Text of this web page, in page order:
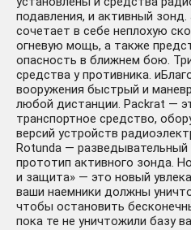
подавления, и активный
сочетает в себе неплохую
огневую мощь, а также
опасность в ближнем бою.
средства у противника.
вооружения быстрый и
любой дистанции. Packrat —
транспортное средство,
версий устройств
Rotunda —
прототип активного зонда.
и защита» — это новый
ваши наемники должны
чтобы остановить
пока те не уничтожили базу